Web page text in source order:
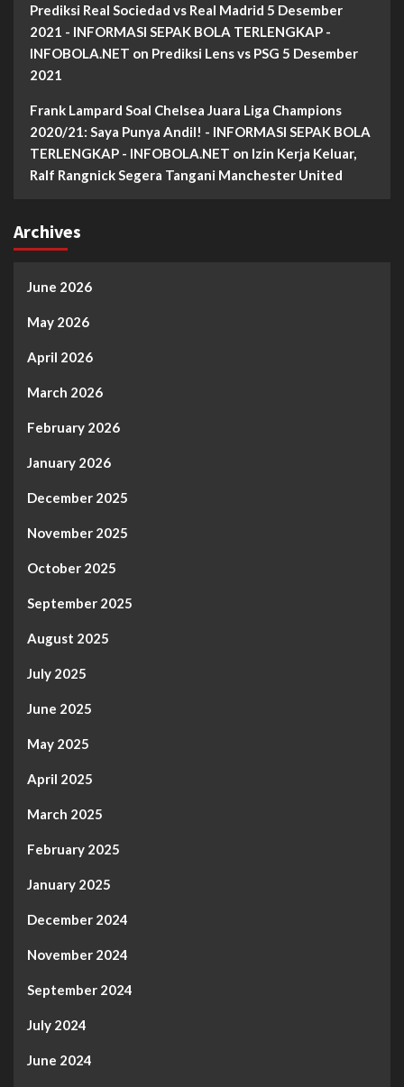
Prediksi Real Sociedad vs Real Madrid 5 Desember
2021 - INFORMASI SEPAK BOLA TERLENGKAP -
INFOBOLA.NET on Prediksi Lens vs PSG 5 Desember
2021
Frank Lampard Soal Chelsea Juara Liga Champions
2020/21: Saya Punya Andil! - INFORMASI SEPAK BOLA
TERLENGKAP - INFOBOLA.NET on Izin Kerja Keluar,
Ralf Rangnick Segera Tangani Manchester United
Archives
June 2026
May 2026
April 2026
March 2026
February 2026
January 2026
December 2025
November 2025
October 2025
September 2025
August 2025
July 2025
June 2025
May 2025
April 2025
March 2025
February 2025
January 2025
December 2024
November 2024
September 2024
July 2024
June 2024